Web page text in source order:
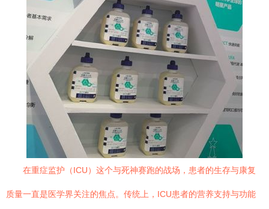
在重症监护（ICU）这个与死神赛跑的战场，患者的生存与康复
质量一直是医学界关注的焦点。传统上，ICU患者的营养支持与功能